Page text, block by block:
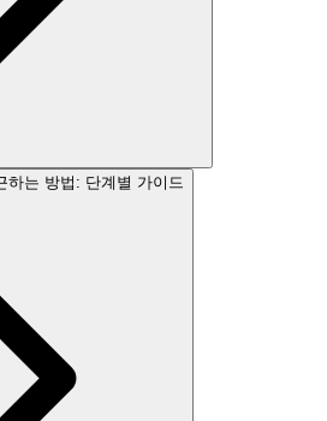
하는 방법: 단계별 가이드